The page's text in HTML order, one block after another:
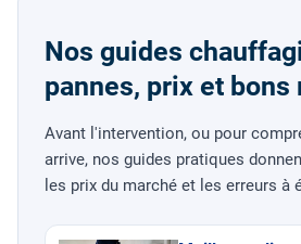
Nos guides
pannes, prix et bons
Avant l'intervention, ou pour
arrive, nos guides pratiques
les prix du marché et les erreurs à